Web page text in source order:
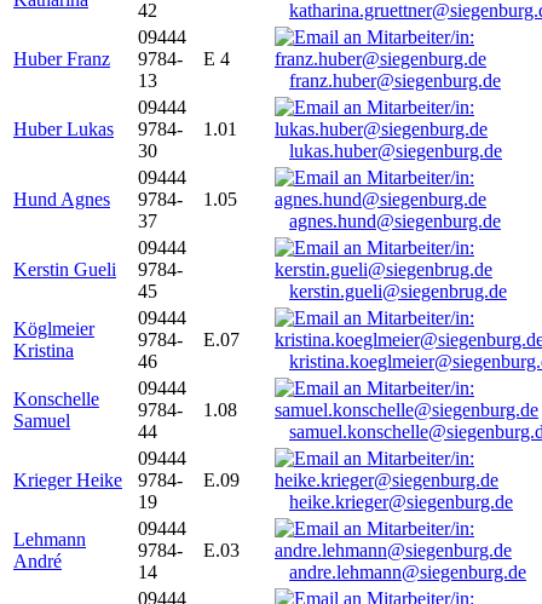
42
Huber Franz
09444
9784-
13
E 4
franz.huber@siegenburg.de
Huber Lukas
09444
9784-
30
1.01
lukas.huber@siegenburg.de
Hund Agnes
09444
9784-
37
1.05
agnes.hund@siegenburg.de
Kerstin Gueli
09444
9784-
45
kerstin.gueli@siegenbrug.de
Köglmeier
Kristina
09444
9784-
46
E.07
Konschelle
Samuel
09444
9784-
44
1.08
Krieger Heike
09444
9784-
19
E.09
heike.krieger@siegenburg.de
Lehmann
André
09444
9784-
14
E.03
andre.lehmann@siegenburg.de
09444